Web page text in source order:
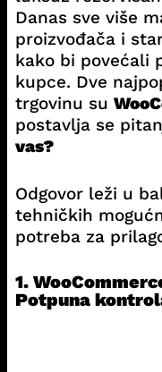
Danas sve više
proizvođača i
kako bi povećali
kupce. Dve
trgovinu su
postavlja se
vas?
Odgovor leži u
tehničkih
potreba za
1.
Potpuna